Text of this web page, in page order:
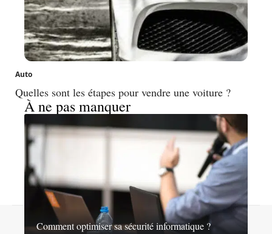
Auto
Quelles sont les étapes pour vendre une voiture ?
À ne pas manquer
Comment optimiser sa sécurité informatique ?
Mentions légales Sitemap